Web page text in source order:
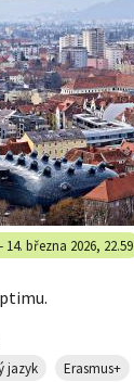
14. března 2026, 22.59
jazyk
Erasmus+